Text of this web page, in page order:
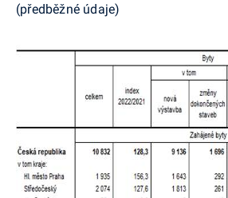
(předběžné údaje)